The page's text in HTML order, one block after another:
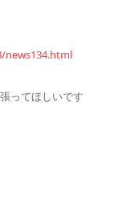
news134.html
ってほしいです